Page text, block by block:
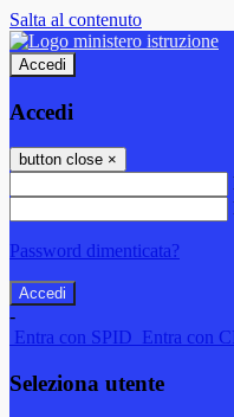
Salta al contenuto
Accedi
Accedi
button close ×
Password dimenticata?
-
Entra con SPID Entra con
Seleziona utente